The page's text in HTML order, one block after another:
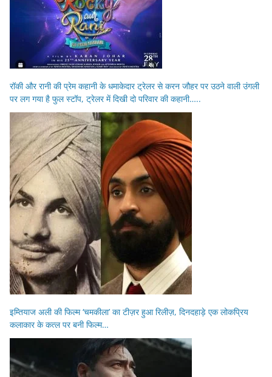
रॉकी और रानी की प्रेम कहानी के धमाकेदार ट्रेलर से करन जौहर पर उठने वाली उंगली
पर लग गया है फुल स्टॉप, ट्रेलर में दिखी दो परिवार की कहानी…..
इम्तियाज अली की फिल्म ‘चमकीला’ का टीज़र हुआ रिलीज़, दिनदहाड़े एक लोकप्रिय
कलाकार के कत्ल पर बनी फिल्म…